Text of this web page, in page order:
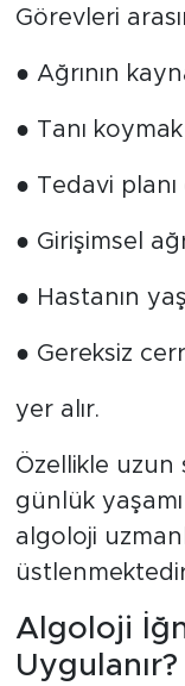
Görevleri
● Ağrının
● Tanı koymak
● Tedavi
● Girişimsel
● Hastanın
● Gereksiz
yer alır.
Özellikle uzun
günlük
algoloji
Algoloji
Uygulanır?